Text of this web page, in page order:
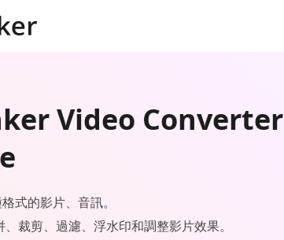
Video Converter
式的影片、音訊。
裁剪、過濾、浮水印和調整影片效果。